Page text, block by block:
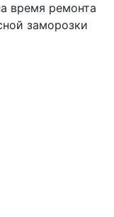
время ремонта
заморозки